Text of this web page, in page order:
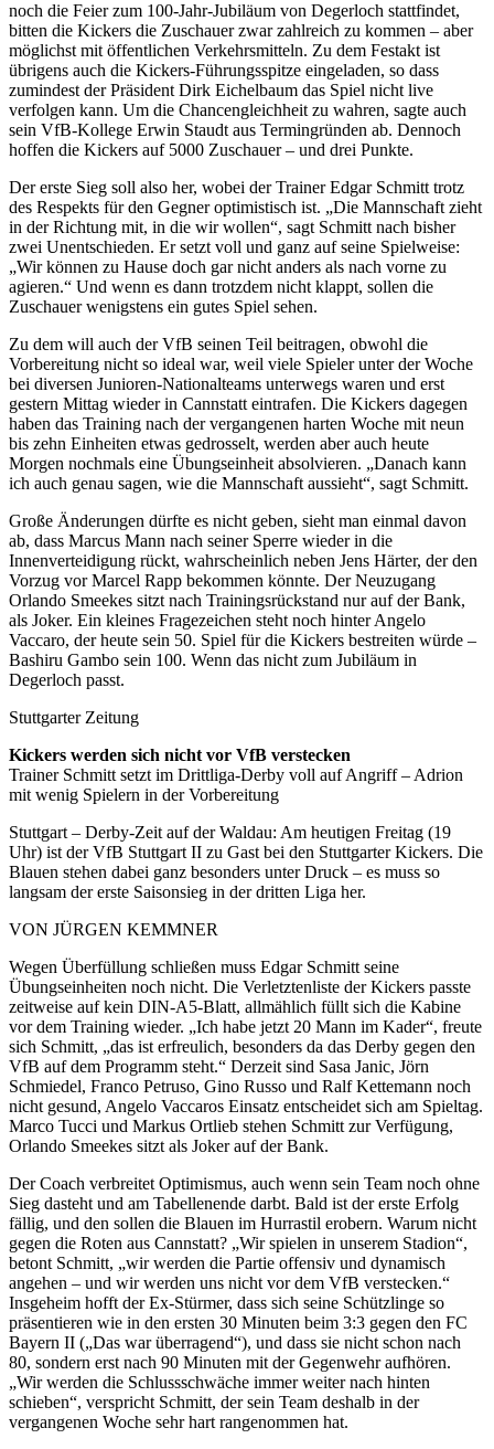
noch die Feier zum 100-Jahr-Jubiläum von Degerloch stattfindet,
bitten die Kickers die Zuschauer zwar zahlreich zu kommen – aber
möglichst mit öffentlichen Verkehrsmitteln. Zu dem Festakt ist
übrigens auch die Kickers-Führungsspitze eingeladen, so dass
zumindest der Präsident Dirk Eichelbaum das Spiel nicht live
verfolgen kann. Um die Chancengleichheit zu wahren, sagte auch
sein VfB-Kollege Erwin Staudt aus Termingründen ab. Dennoch
hoffen die Kickers auf 5000 Zuschauer – und drei Punkte.
Der erste Sieg soll also her, wobei der Trainer Edgar Schmitt trotz
des Respekts für den Gegner optimistisch ist. „Die Mannschaft zieht
in der Richtung mit, in die wir wollen“, sagt Schmitt nach bisher
zwei Unentschieden. Er setzt voll und ganz auf seine Spielweise:
„Wir können zu Hause doch gar nicht anders als nach vorne zu
agieren.“ Und wenn es dann trotzdem nicht klappt, sollen die
Zuschauer wenigstens ein gutes Spiel sehen.
Zu dem will auch der VfB seinen Teil beitragen, obwohl die
Vorbereitung nicht so ideal war, weil viele Spieler unter der Woche
bei diversen Junioren-Nationalteams unterwegs waren und erst
gestern Mittag wieder in Cannstatt eintrafen. Die Kickers dagegen
haben das Training nach der vergangenen harten Woche mit neun
bis zehn Einheiten etwas gedrosselt, werden aber auch heute
Morgen nochmals eine Übungseinheit absolvieren. „Danach kann
ich auch genau sagen, wie die Mannschaft aussieht“, sagt Schmitt.
Große Änderungen dürfte es nicht geben, sieht man einmal davon
ab, dass Marcus Mann nach seiner Sperre wieder in die
Innenverteidigung rückt, wahrscheinlich neben Jens Härter, der den
Vorzug vor Marcel Rapp bekommen könnte. Der Neuzugang
Orlando Smeekes sitzt nach Trainingsrückstand nur auf der Bank,
als Joker. Ein kleines Fragezeichen steht noch hinter Angelo
Vaccaro, der heute sein 50. Spiel für die Kickers bestreiten würde –
Bashiru Gambo sein 100. Wenn das nicht zum Jubiläum in
Degerloch passt.
Stuttgarter Zeitung
Kickers werden sich nicht vor VfB verstecken
Trainer Schmitt setzt im Drittliga-Derby voll auf Angriff – Adrion
mit wenig Spielern in der Vorbereitung
Stuttgart – Derby-Zeit auf der Waldau: Am heutigen Freitag (19
Uhr) ist der VfB Stuttgart II zu Gast bei den Stuttgarter Kickers. Die
Blauen stehen dabei ganz besonders unter Druck – es muss so
langsam der erste Saisonsieg in der dritten Liga her.
VON JÜRGEN KEMMNER
Wegen Überfüllung schließen muss Edgar Schmitt seine
Übungseinheiten noch nicht. Die Verletztenliste der Kickers passte
zeitweise auf kein DIN-A5-Blatt, allmählich füllt sich die Kabine
vor dem Training wieder. „Ich habe jetzt 20 Mann im Kader“, freute
sich Schmitt, „das ist erfreulich, besonders da das Derby gegen den
VfB auf dem Programm steht.“ Derzeit sind Sasa Janic, Jörn
Schmiedel, Franco Petruso, Gino Russo und Ralf Kettemann noch
nicht gesund, Angelo Vaccaros Einsatz entscheidet sich am Spieltag.
Marco Tucci und Markus Ortlieb stehen Schmitt zur Verfügung,
Orlando Smeekes sitzt als Joker auf der Bank.
Der Coach verbreitet Optimismus, auch wenn sein Team noch ohne
Sieg dasteht und am Tabellenende darbt. Bald ist der erste Erfolg
fällig, und den sollen die Blauen im Hurrastil erobern. Warum nicht
gegen die Roten aus Cannstatt? „Wir spielen in unserem Stadion“,
betont Schmitt, „wir werden die Partie offensiv und dynamisch
angehen – und wir werden uns nicht vor dem VfB verstecken.“
Insgeheim hofft der Ex-Stürmer, dass sich seine Schützlinge so
präsentieren wie in den ersten 30 Minuten beim 3:3 gegen den FC
Bayern II („Das war überragend“), und dass sie nicht schon nach
80, sondern erst nach 90 Minuten mit der Gegenwehr aufhören.
„Wir werden die Schlussschwäche immer weiter nach hinten
schieben“, verspricht Schmitt, der sein Team deshalb in der
vergangenen Woche sehr hart rangenommen hat.